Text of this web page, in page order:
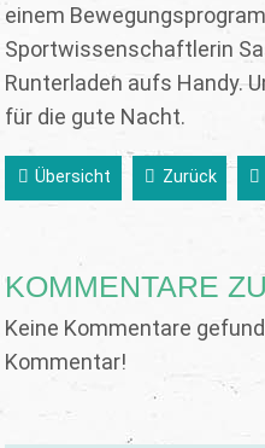
einem
Sportwissenschaftlerin
Runterladen aufs Handy.
für die gute Nacht.
Übersicht Zurück
KOMMENTARE
Keine Kommentare
Kommentar!